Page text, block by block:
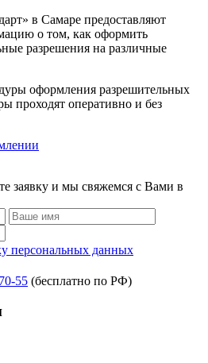
в Самаре предоставляют
о том, как оформить
разрешения на различные
оформления разрешительных
проходят оперативно и без
заявку и мы свяжемся с Вами в
персональных данных
55 (бесплатно по РФ)